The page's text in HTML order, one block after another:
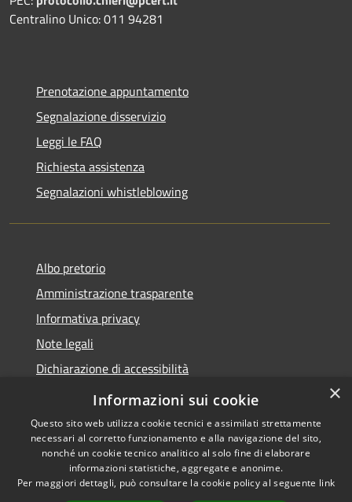
Centralino Unico: 011 94281
Prenotazione appuntamento
Segnalazione disservizio
Leggi le FAQ
Richiesta assistenza
Segnalazioni whistleblowing
Albo pretorio
Amministrazione trasparente
Informativa privacy
Note legali
Dichiarazione di accessibilità
Meccanismo di Feedback
Accessibilità
Copyright © 2026 • Comune di
Chieri • Powered by
×
Informazioni sui cookie
Questo sito web utilizza cookie tecnici e assimilati strettamente
necessari al corretto funzionamento e alla navigazione del sito,
nonché un cookie tecnico analitico al solo fine di elaborare
informazioni statistiche, aggregate e anonime.
Per maggiori dettagli, può consultare la cookie policy al seguente link